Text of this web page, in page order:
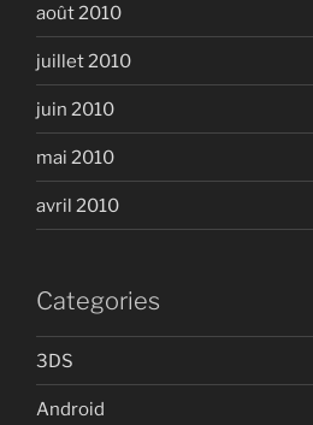
août 2010
juillet 2010
juin 2010
mai 2010
avril 2010
Categories
3DS
Android